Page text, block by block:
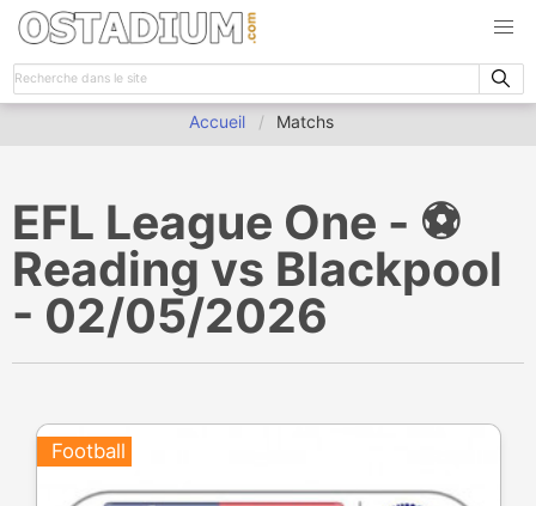
Accueil Matchs
EFL League One - ⚽️
Reading vs Blackpool
- 02/05/2026
Football